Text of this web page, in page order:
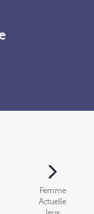
Femme
Actuelle